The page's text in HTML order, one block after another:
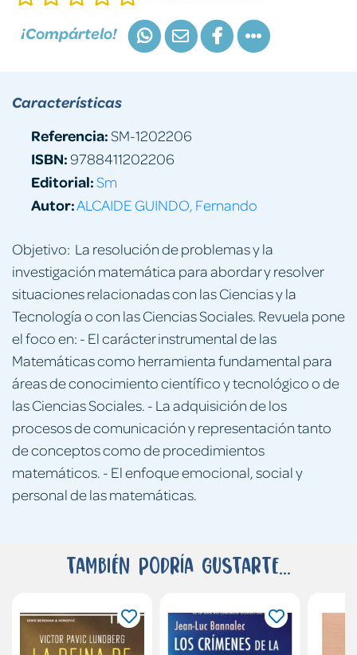
¡Compártelo!
Objetivo: La resolución de problemas y la
investigación matemática para abordar y resolver
situaciones relacionadas con las Ciencias y la
Tecnología o con las Ciencias Sociales. Revuela pone
el foco en: - El carácter instrumental de las
Matemáticas como herramienta fundamental para
áreas de conocimiento científico y tecnológico o de
las Ciencias Sociales. - La adquisición de los
procesos de comunicación y representación tanto
de conceptos como de procedimientos
matemáticos. - El enfoque emocional, social y
personal de las matemáticas.
Características
Referencia:SM-1202206
ISBN:9788411202206
Editorial:Sm
Autor:ALCAIDE GUINDO, Fernando
También podría gustarte...